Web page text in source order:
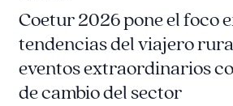
Coetur 2026 pone el foco
tendencias del viajero
eventos extraordinarios
de cambio del sector